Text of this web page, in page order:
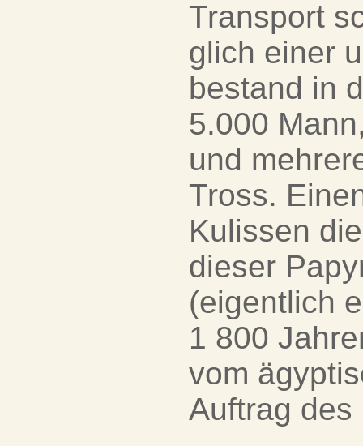
Transport
glich einer
bestand in
5.000
und
Tross.
Kulissen
dieser
(eigentlich
1 800
vom
Auftrag des